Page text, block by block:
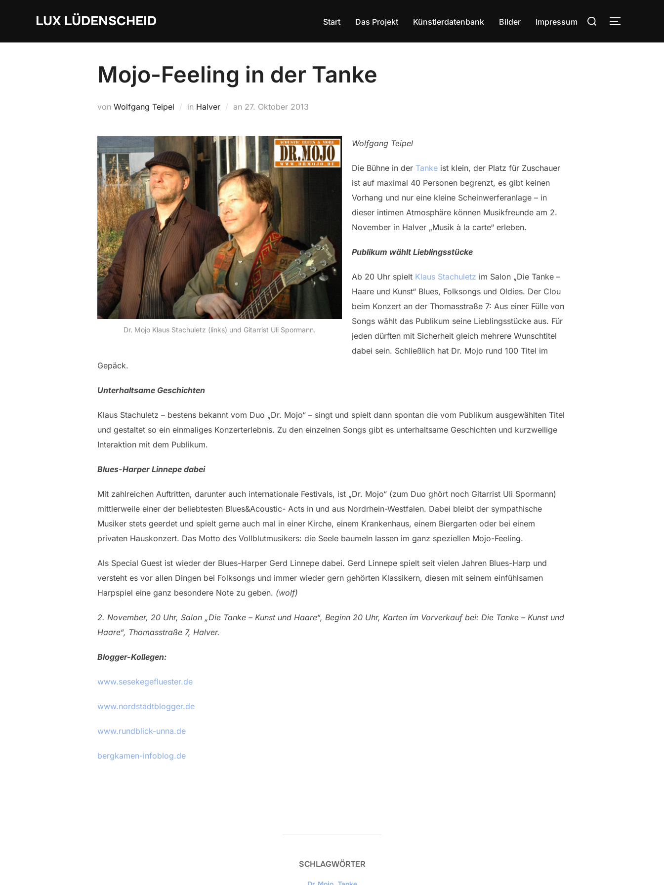
LUX LÜDENSCHEID Start Das Projekt Künstlerdatenbank Bilder Impressum
Suchen
Mojo-Feeling in der Tanke
von Wolfgang Teipel in Halver an Veröffentlicht
27. Oktober 2013
Dr. Mojo Klaus Stachuletz (links) und Gitarrist Uli Spormann.
Wolfgang Teipel
Die Bühne in der Tanke ist klein, der Platz für Zuschauer
ist auf maximal 40 Personen begrenzt, es gibt keinen
Vorhang und nur eine kleine Scheinwerferanlage – in
dieser intimen Atmosphäre können Musikfreunde am 2.
November in Halver „Musik à la carte“ erleben.
Publikum wählt Lieblingsstücke
Ab 20 Uhr spielt Klaus Stachuletz im Salon „Die Tanke –
Haare und Kunst“ Blues, Folksongs und Oldies. Der Clou
beim Konzert an der Thomasstraße 7: Aus einer Fülle von
Songs wählt das Publikum seine Lieblingsstücke aus. Für
jeden dürften mit Sicherheit gleich mehrere Wunschtitel
dabei sein. Schließlich hat Dr. Mojo rund 100 Titel im
Gepäck.
Unterhaltsame Geschichten
Klaus Stachuletz – bestens bekannt vom Duo „Dr. Mojo“ – singt und spielt dann spontan die vom Publikum ausgewählten Titel
und gestaltet so ein einmaliges Konzerterlebnis. Zu den einzelnen Songs gibt es unterhaltsame Geschichten und kurzweilige
Interaktion mit dem Publikum.
Blues-Harper Linnepe dabei
Mit zahlreichen Auftritten, darunter auch internationale Festivals, ist „Dr. Mojo“ (zum Duo ghört noch Gitarrist Uli Spormann)
mittlerweile einer der beliebtesten Blues&Acoustic- Acts in und aus Nordrhein-Westfalen. Dabei bleibt der sympathische
Musiker stets geerdet und spielt gerne auch mal in einer Kirche, einem Krankenhaus, einem Biergarten oder bei einem
privaten Hauskonzert. Das Motto des Vollblutmusikers: die Seele baumeln lassen im ganz speziellen Mojo-Feeling.
Als Special Guest ist wieder der Blues-Harper Gerd Linnepe dabei. Gerd Linnepe spielt seit vielen Jahren Blues-Harp und
versteht es vor allen Dingen bei Folksongs und immer wieder gern gehörten Klassikern, diesen mit seinem einfühlsamen
Harpspiel eine ganz besondere Note zu geben. (wolf)
2. November, 20 Uhr, Salon „Die Tanke – Kunst und Haare“, Beginn 20 Uhr, Karten im Vorverkauf bei: Die Tanke – Kunst und
Haare“, Thomasstraße 7, Halver.
Blogger-Kollegen:
www.sesekegefluester.de
www.nordstadtblogger.de
www.rundblick-unna.de
bergkamen-infoblog.de
SCHLAGWÖRTER